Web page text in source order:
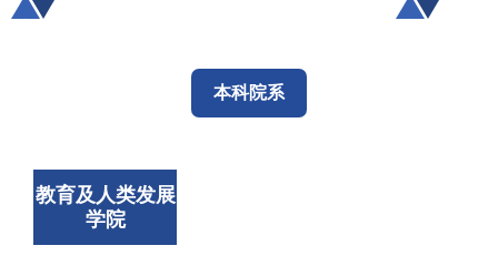
本科院系
教育及人类发展
学院